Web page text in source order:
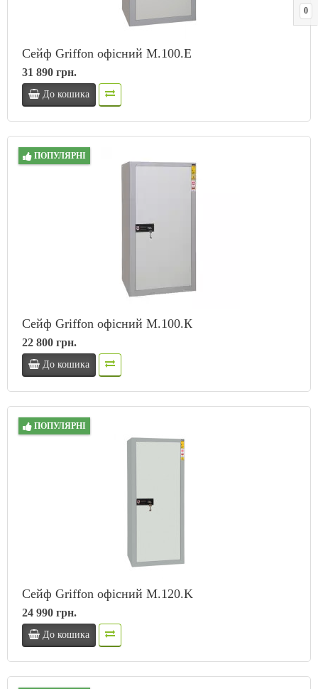
0
Сейф Griffon офісний M.100.Е
31 890 грн.
До кошика
ПОПУЛЯРНІ
Сейф Griffon офісний M.100.К
22 800 грн.
До кошика
ПОПУЛЯРНІ
Сейф Griffon офісний M.120.K
24 990 грн.
До кошика